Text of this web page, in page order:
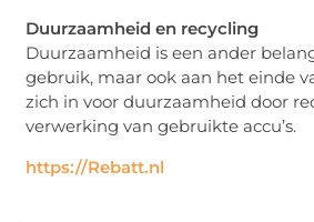
Duurzaamheid en recycling
Duurzaamheid is een ander
gebruik, maar ook aan het einde
zich in voor duurzaamheid door
verwerking van gebruikte accu’s.
https://Rebatt.nl